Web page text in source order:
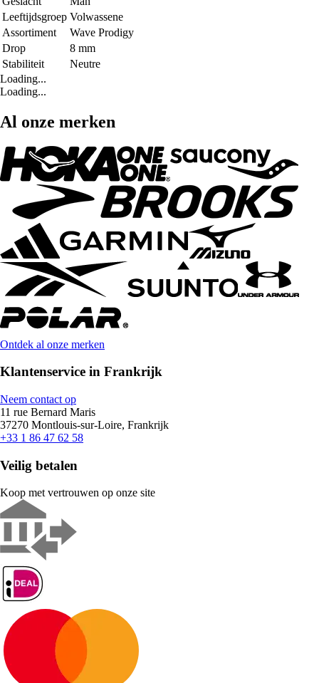
Leeftijdsgroep Volwassene
Assortiment
Wave Prodigy
Drop
8 mm
Stabiliteit
Neutre
Loading...
Loading...
Al onze merken
Ontdek al onze merken
Klantenservice in Frankrijk
Neem contact op
11 rue Bernard Maris
37270 Montlouis-sur-Loire, Frankrijk
+33 1 86 47 62 58
Veilig betalen
Koop met vertrouwen op onze site